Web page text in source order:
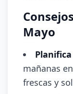
Mayo
mañanas
frescas y